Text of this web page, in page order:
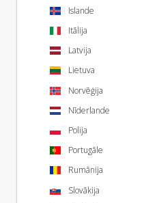
Islande
Itālija
Latvija
Lietuva
Norvēģija
Nīderlande
Polija
Portugāle
Rumānija
Slovākija